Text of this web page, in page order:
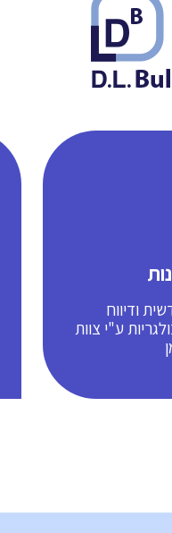
ודיווח
ע"י צוות